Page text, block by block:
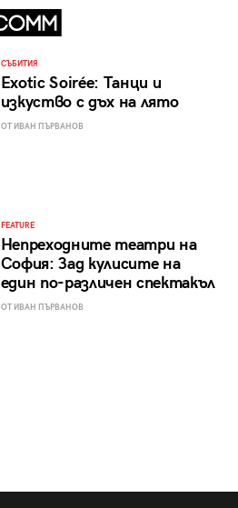
СЪБИТИЯ
Exotic Soirée: Танци и
изкуство с дъх на лято
ОТ ИВАН ПЪРВАНОВ
FEATURE
Непреходните театри на
София: Зад кулисите на
един по-различен спектакъл
ОТ ИВАН ПЪРВАНОВ